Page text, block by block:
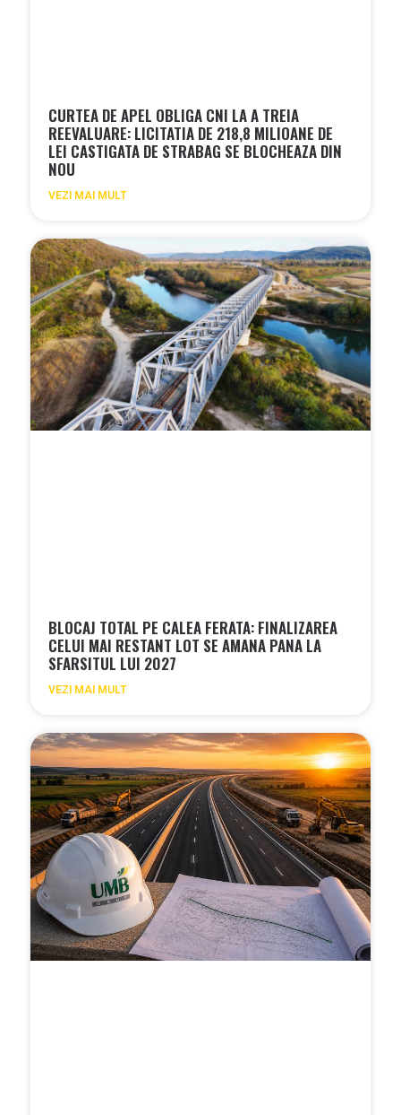
CURTEA DE APEL OBLIGA CNI LA A TREIA
REEVALUARE: LICITATIA DE 218,8 MILIOANE DE
LEI CASTIGATA DE STRABAG SE BLOCHEAZA DIN
NOU
VEZI MAI MULT
BLOCAJ TOTAL PE CALEA FERATA: FINALIZAREA
CELUI MAI RESTANT LOT SE AMANA PANA LA
SFARSITUL LUI 2027
VEZI MAI MULT